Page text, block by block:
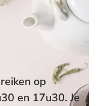
op
en 17u30. Je